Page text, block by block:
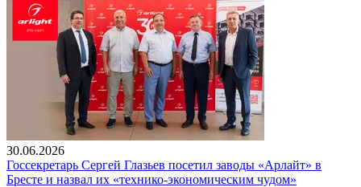
30.06.2026
Госсекретарь Сергей Глазьев посетил заводы «Арлайт» в
Бресте и назвал их «технико-экономическим чудом»